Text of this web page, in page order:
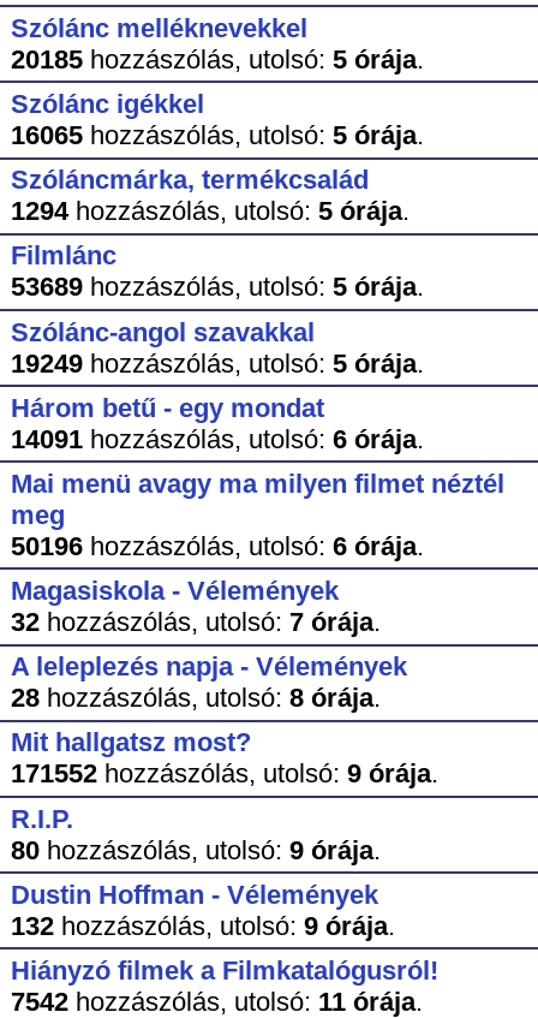
Szólánc melléknevekkel
20185hozzászólás, utolsó: 5 órája.
Szólánc igékkel
16065hozzászólás, utolsó: 5 órája.
Szóláncmárka, termékcsalád
1294hozzászólás, utolsó: 5 órája.
Filmlánc
53689hozzászólás, utolsó: 5 órája.
Szólánc-angol szavakkal
19249hozzászólás, utolsó: 5 órája.
Három betű - egy mondat
14091hozzászólás, utolsó: 6 órája.
Mai menü avagy ma milyen filmet néztél
meg
50196hozzászólás, utolsó: 6 órája.
Magasiskola - Vélemények
32hozzászólás, utolsó: 7 órája.
A leleplezés napja - Vélemények
28hozzászólás, utolsó: 8 órája.
Mit hallgatsz most?
171552hozzászólás, utolsó: 9 órája.
R.I.P.
80hozzászólás, utolsó: 9 órája.
Dustin Hoffman - Vélemények
132hozzászólás, utolsó: 9 órája.
Hiányzó filmek a Filmkatalógusról!
7542hozzászólás, utolsó: 11 órája.